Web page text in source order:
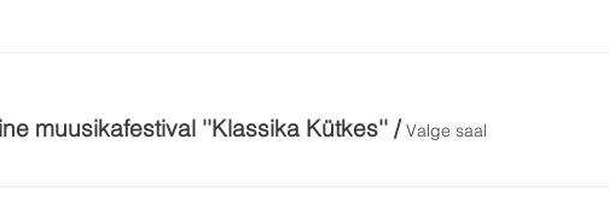
muusikafestival ''Klassika Kütkes'' /Valge saal